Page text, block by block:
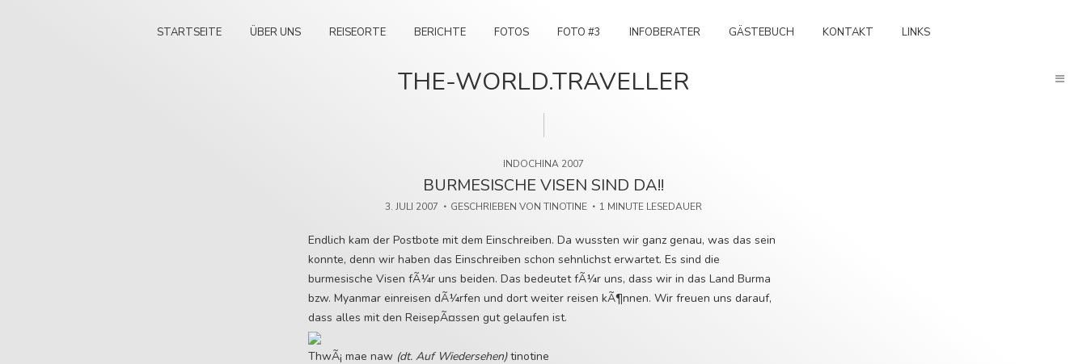
STARTSEITE ÜBER UNS REISEORTE BERICHTE FOTOS FOTO #3 INFOBERATER GÄSTEBUCH KONTAKT LINKS
THE-WORLD.TRAVELLER
INDOCHINA 2007
BURMESISCHE VISEN SIND DA!!
3. JULI 2007 GESCHRIEBEN VON TINOTINE 1 MINUTE LESEDAUER
Endlich kam der Postbote mit dem Einschreiben. Da wussten wir ganz genau, was das sein
konnte, denn wir haben das Einschreiben schon sehnlichst erwartet. Es sind die
burmesische Visen fÃ¼r uns beiden. Das bedeutet fÃ¼r uns, dass wir in das Land Burma
bzw. Myanmar einreisen dÃ¼rfen und dort weiter reisen kÃ¶nnen. Wir freuen uns darauf,
dass alles mit den ReisepÃ¤ssen gut gelaufen ist.
ThwÃ¡ mae naw (dt. Auf Wiedersehen)tinotine